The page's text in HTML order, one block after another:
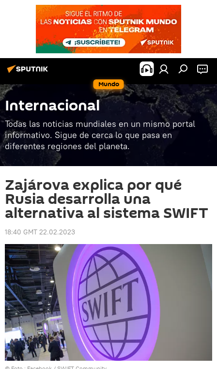
Mundo
Internacional
Todas las noticias mundiales en un mismo portal
informativo. Sigue de cerca lo que pasa en
diferentes regiones del planeta.
Zajárova explica por qué
Rusia desarrolla una
alternativa al sistema SWIFT
18:40 GMT 22.02.2023